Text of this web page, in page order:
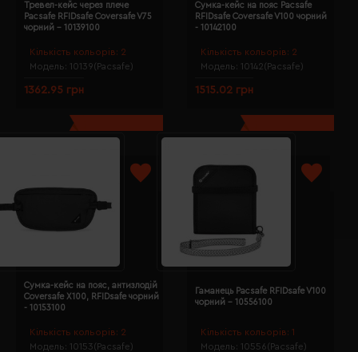
Кількість кольорів: 2
Модель: 10139(Pacsafe)
Тревел-кейс через плече
Pacsafe RFIDsafe Coversafe V75
чорний - 10139100
1362.95 грн
Кількість кольорів: 2
Модель: 10142(Pacsafe)
Сумка-кейс на пояс Pacsafe
RFIDsafe Coversafe V100 чорний
- 10142100
1515.02 грн
Кількість кольорів: 2
Модель: 10153(Pacsafe)
Сумка-кейс на пояс, антизлодій
Coversafe X100, RFIDsafe чорний
- 10153100
Кількість кольорів: 1
Модель: 10556(Pacsafe)
Гаманець Pacsafe RFIDsafe V100
чорний - 10556100